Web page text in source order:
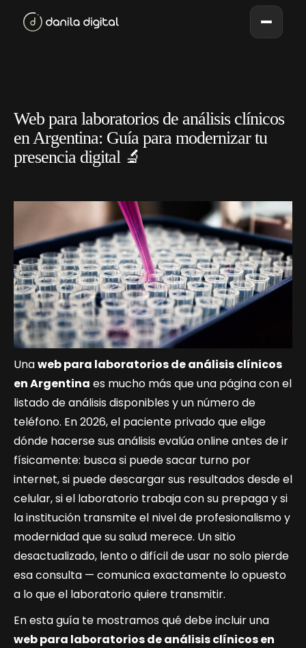
Web para laboratorios de análisis clínicos
en Argentina: Guía para modernizar tu
presencia digital 🔬
Unaweb para laboratorios de análisis clínicos
en Argentina es mucho más que una página con el
listado de análisis disponibles y un número de
teléfono. En 2026, el paciente privado que elige
dónde hacerse sus análisis evalúa online antes de ir
físicamente: busca si puede sacar turno por
internet, si puede descargar sus resultados desde el
celular, si el laboratorio trabaja con su prepaga y si
la institución transmite el nivel de profesionalismo y
modernidad que su salud merece. Un sitio
desactualizado, lento o difícil de usar no solo pierde
esa consulta — comunica exactamente lo opuesto
a lo que el laboratorio quiere transmitir.
En esta guía te mostramos qué debe incluir una
web para laboratorios de análisis clínicos en